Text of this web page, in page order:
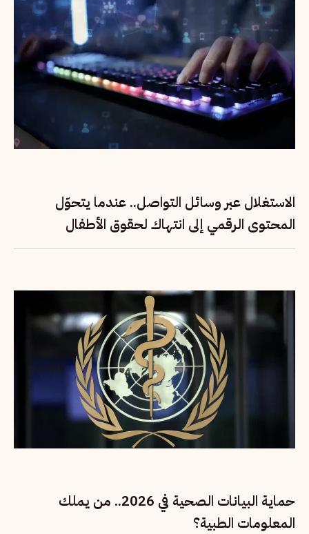
الاستغلال عبر وسائل التواصل.. عندما يتحوّل
المحتوى الرقمي إلى انتهاك لحقوق الأطفال
حماية البيانات الصحية في 2026.. من يملك
المعلومات الطبية؟